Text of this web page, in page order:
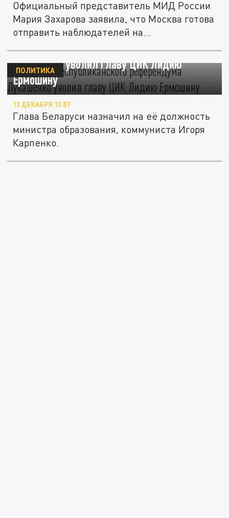
Официальный представитель МИД России
Мария Захарова заявила, что Москва готова
отправить наблюдателей на...
Накануне республиканского референдума
Лукашенко уволил главу ЦИК Лидию
Ермошину
ПОЛИТИКА
13 ДЕКАБРЯ 12:57
Глава Беларуси назначил на её должность
министра образования, коммуниста Игоря
Карпенко.